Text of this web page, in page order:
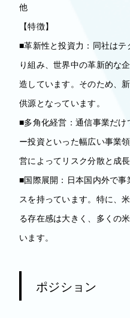
他
【特徴】
■革新性と投資力：同社は
り組み、世界中の革新的な
造しています。そのため、
供源となっています。
■多角化経営：通信事業だ
ー投資といった幅広い事業
営によってリスク分散と成
■国際展開：日本国内外で
スを持っています。特に、
る存在感は大きく、多くの
います。
ポジション